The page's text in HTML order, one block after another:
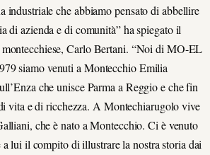
industriale che abbiamo pensato di abbellire
di azienda e di comunità” ha spiegato il
montecchiese, Carlo Bertani. “Noi di MO-EL
siamo venuti a Montecchio Emilia
che unisce Parma a Reggio e che fin
vita e di ricchezza. A Montechiarugolo vive
che è nato a Montecchio. Ci è venuto
lui il compito di illustrare la nostra storia dai